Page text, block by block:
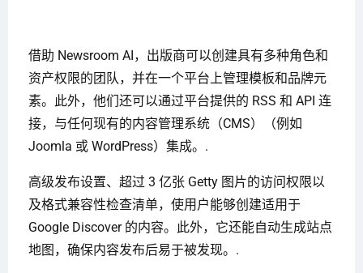
借助 Newsroom AI，出版商可以创建具有多种角色和
资产权限的团队，并在一个平台上管理模板和品牌元
素。此外，他们还可以通过平台提供的 RSS 和 API 连
接，与任何现有的内容管理系统（CMS）（例如
Joomla 或 WordPress）集成。.
高级发布设置、超过 3 亿张 Getty 图片的访问权限以
及格式兼容性检查清单，使用户能够创建适用于
Google Discover 的内容。此外，它还能自动生成站点
地图，确保内容发布后易于被发现。.